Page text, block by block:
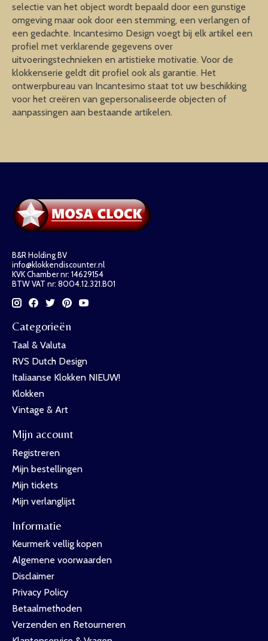
selectie van het object wordt bepaald door een gunstige
omgeving maar ook door een stemming, een verlangen of
een gedachte. Incantesimo Design voegt bij elk artikel een
profiel met verklarende gegevens over
uitvoeringstechnieken en artistieke motivatie. Voor de
klokkenserie geldt dit profiel ook als garantie. Het
ontwerpbureau van Incantesimo staat tot uw beschikking
voor het creëren van gepersonaliseerde objecten of
aanpassingen aan bestaande artikelen.
B&R Holding BV
info@klokkendiscounter.nl
KVK Chamber nr: 14629154
BTW VAT nr: 8004.12.321.B01
Categorieën
Taal & Valuta
RVS Dutch Design
Italiaanse Klokken NIEUW!
Klokken
Vintage & Art
Mijn account
Registreren
Mijn bestellingen
Mijn tickets
Mijn verlanglijst
Informatie
Keurmerk vellig kopen
Algemene voorwaarden
Disclaimer
Privacy Policy
Betaalmethoden
Verzenden en Retourneren